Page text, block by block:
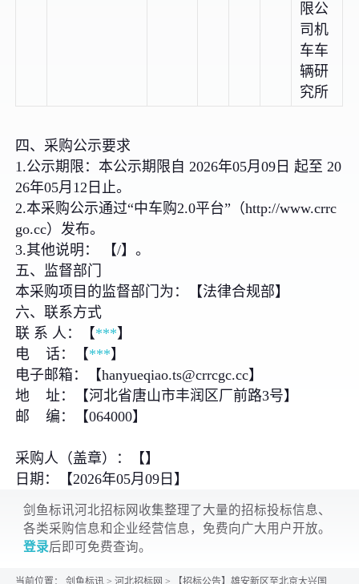
限公
司机
车车
辆研
究所
四、采购公示要求
1.公示期限：本公示期限自 2026年05月09日 起至 20
26年05月12日止。
2.本采购公示通过“中车购2.0平台”（http://www.crrc
go.cc）发布。
3.其他说明： 【/】。
五、监督部门
本采购项目的监督部门为：【法律合规部】
六、联系方式
联 系 人：【***】
电 话：【***】
电子邮箱：【hanyueqiao.ts@crrcgc.cc】
地 址：【河北省唐山市丰润区厂前路3号】
邮 编：【064000】
采购人（盖章）：【】
日期：【2026年05月09日】
剑鱼标讯河北招标网收集整理了大量的招标投标信息、
各类采购信息和企业经营信息，免费向广大用户开放。
登录后即可免费查询。
当前位置： 剑鱼标讯 > 河北招标网 > 【招标公告】雄安新区至北京大兴国际机场快线项目车辆动力学性能试验直接采购公示